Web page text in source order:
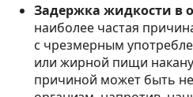
Задержка жидкости в
наиболее частая
с чрезмерным
или жирной пищи
причиной может быть